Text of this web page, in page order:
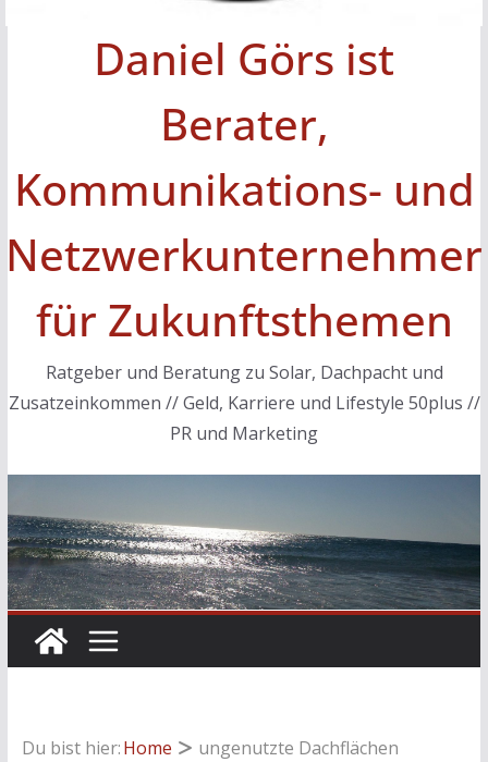
Daniel Görs ist
Berater,
Kommunikations- und
Netzwerkunternehmer
für Zukunftsthemen
Ratgeber und Beratung zu Solar, Dachpacht und
Zusatzeinkommen // Geld, Karriere und Lifestyle 50plus //
PR und Marketing
Du bist hier:Home ungenutzte Dachflächen